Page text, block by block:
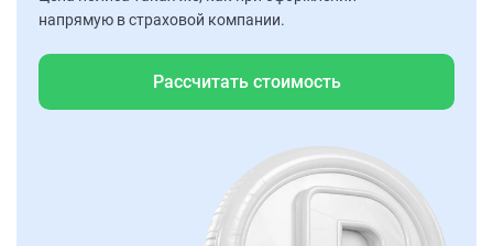
напрямую в страховой компании.
Рассчитать стоимость